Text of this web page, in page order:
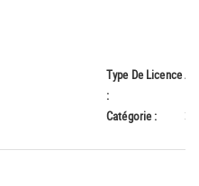
Type De Licence
:
A
Catégorie :